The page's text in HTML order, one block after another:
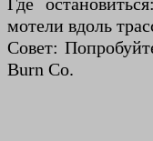
мотели вдоль
Совет:
Burn Co.